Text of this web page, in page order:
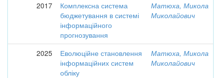
2017
Комплексна система
бюджетування в системі
інформаційного
прогнозування
Матюха, Микола
Миколайович
2025
Еволюційне становлення
інформаційних систем
обліку
Матюха, Микола
Миколайович